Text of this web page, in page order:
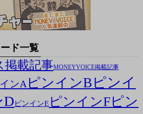
ド一覧
掲載記事MONEYVOICE掲載記事
ンAピンインB ピンイ
DピンインE ピンインFピン